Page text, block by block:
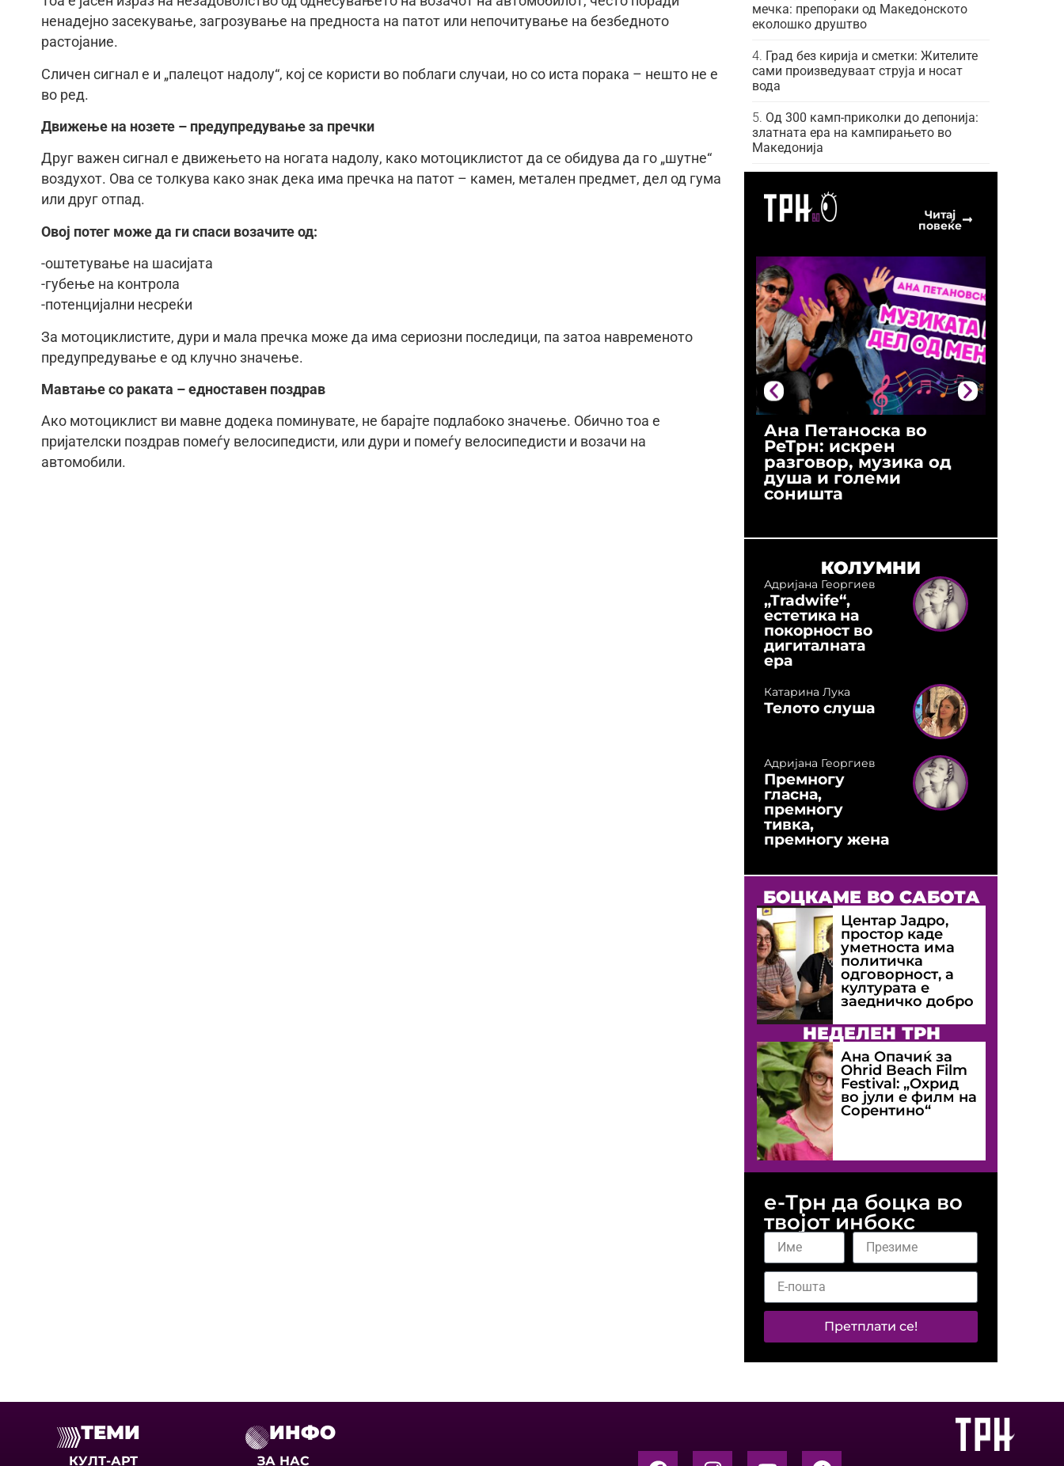
ненадејно засекување, загрозување на предноста на патот или непочитување на безбедното
растојание.
Сличен сигнал е и „палецот надолу“, кој се користи во поблаги случаи, но со иста порака – нешто не е
во ред.
Движење на нозете – предупредување за пречки
Друг важен сигнал е движењето на ногата надолу, како мотоциклистот да се обидува да го „шутне“
воздухот. Ова се толкува како знак дека има пречка на патот – камен, метален предмет, дел од гума
или друг отпад.
Овој потег може да ги спаси возачите од:
-оштетување на шасијата
-губење на контрола
-потенцијални несреќи
За мотоциклистите, дури и мала пречка може да има сериозни последици, па затоа навременото
предупредување е од клучно значење.
Мавтање со раката – едноставен поздрав
Ако мотоциклист ви мавне додека поминувате, не барајте подлабоко значење. Обично тоа е
пријателски поздрав помеѓу велосипедисти, или дури и помеѓу велосипедисти и возачи на
автомобили.
мечка: препораки од Македонското
еколошко друштво
Град без кирија и сметки: Жителите
сами произведуваат струја и носат
вода
Од 300 камп-приколки до депонија:
златната ера на кампирањето во
Македонија
Читај
повеќе
Ана Петаноска во
РеТрн: искрен
разговор, музика од
душа и големи
соништа
КОЛУМНИ
Адријана Георгиев
„Tradwife“,
естетика на
покорност во
дигиталната
ера
Катарина Лука
Телото слуша
Адријана Георгиев
Премногу
гласна,
премногу
тивка,
премногу жена
БОЦКАМЕ ВО САБОТА
Центар Јадро,
простор каде
уметноста има
политичка
одговорност, а
културата е
заедничко добро
НЕДЕЛЕН ТРН
Ана Опачиќ за
Оhrid Beach Film
Festival: „Охрид
во јули е филм на
Сорентино“
е-Трн да боцка во
твојот инбокс
Претплати се!
ТЕМИ
КУЛТ-АРТ
ИНФО
ЗА НАС